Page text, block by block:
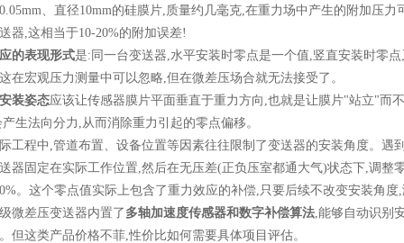
0.05mm、直径10mm的硅膜片,质量约几毫克,在重力场中产生的附加压力
器,这相当于10-20%的附加误差!
的表现形式是: 同一台变送器,水平安装时零点是一个值,竖直安装时零
在宏观压力测量中可以忽略,但在微差压场合就无法接受了。
装姿态应该让传感器膜片平面垂直于重力方向 ,也就是让膜片"站立"而
生法向分力 ,从而消除重力引起的零点偏移。
工程中 ,管道布置、设备位置等因素往往限制了变送器的安装角度。遇
器固定在实际工作位置,然后在无压差(正负压室都通大气)状态下,调整
0%。这个零点值实际上包含了重力效应的补偿, 只要后续不改变安装角度,
微差压变送器内置了 多轴加速度传感器和数字补偿算法,能够自动识别
但这类产品价格不菲,性价比如何需要具体项目评估。